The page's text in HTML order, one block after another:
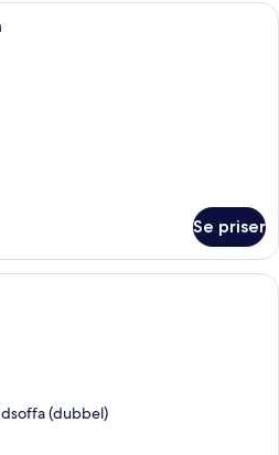
Stuga Standard - 1 sovrum |
Se priser
Tält Premium | Sängtillbehör av
(dubbel)